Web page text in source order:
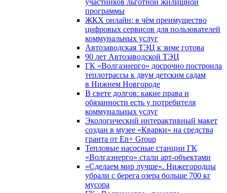
участников льготной жилищной
программы
ЖКХ онлайн: в чём преимущество
цифровых сервисов для пользователей
коммунальных услуг
Автозаводская ТЭЦ к зиме готова
90 лет Автозаводской ТЭЦ
ГК «Волгаэнерго» досрочно построила
теплотрассы к двум детским садам
в Нижнем Новгороде
В свете долгов: какие права и
обязанности есть у потребителя
коммунальных услуг
Экологический интерактивный макет
создан в музее «Кварки» на средства
гранта от En+ Group
Тепловые насосные станции ГК
«Волгаэнерго» стали арт-объектами
«Сделаем мир лучше». Нижегородцы
убрали с берега озера больше 700 кг
мусора